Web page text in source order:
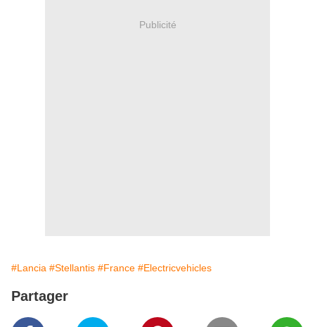
Publicité
#Lancia #Stellantis #France #Electricvehicles
Partager